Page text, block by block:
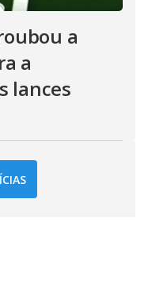
a
a
lances